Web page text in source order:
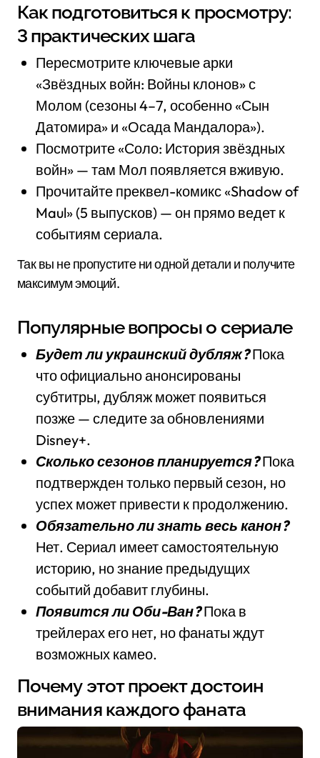
Как подготовиться к просмотру:
3 практических шага
Пересмотрите ключевые арки
«Звёздных войн: Войны клонов» с
Молом (сезоны 4–7, особенно «Сын
Датомира» и «Осада Мандалора»).
Посмотрите «Соло: История звёздных
войн» — там Мол появляется вживую.
Прочитайте преквел-комикс «Shadow of
Maul» (5 выпусков) — он прямо ведет к
событиям сериала.
Так вы не пропустите ни одной детали и получите
максимум эмоций.
Популярные вопросы о сериале
Будет ли украинский дубляж?Пока
что официально анонсированы
субтитры, дубляж может появиться
позже — следите за обновлениями
Disney+.
Сколько сезонов планируется?Пока
подтвержден только первый сезон, но
успех может привести к продолжению.
Обязательно ли знать весь канон?
Нет. Сериал имеет самостоятельную
историю, но знание предыдущих
событий добавит глубины.
Появится ли Оби-Ван?Пока в
трейлерах его нет, но фанаты ждут
возможных камео.
Почему этот проект достоин
внимания каждого фаната